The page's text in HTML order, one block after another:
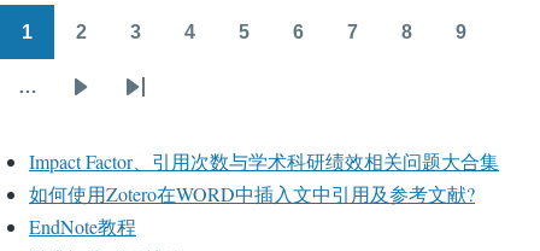
1
面
2
面
3 4 5 6 7 8 9
…
页
末
Impact Factor、引用次数与学术科研绩效相关问题大合集
如何使用Zotero在WORD中插入文中引用及参考文献?
EndNote教程